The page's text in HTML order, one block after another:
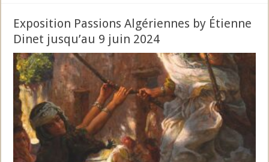
Exposition Passions Algériennes by Étienne
Dinet jusqu’au 9 juin 2024